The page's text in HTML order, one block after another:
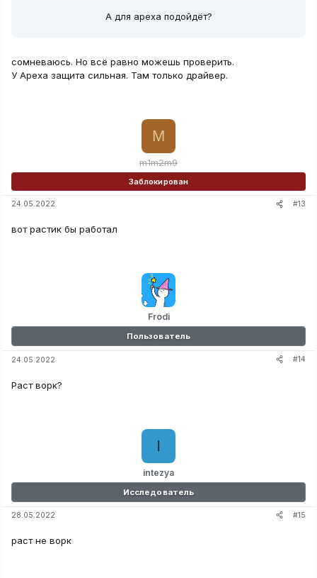
А для apexa подойдёт?
сомневаюсь. Но всё равно можешь проверить.
У Apexa защита сильная. Там только драйвер.
m1m2m9
M
Заблокирован
24.05.2022 #13
вот растик бы работал
Frodi
Пользователь
24.05.2022 #14
Раст ворк?
intezya
I
Исследователь
28.05.2022 #15
раст не ворк